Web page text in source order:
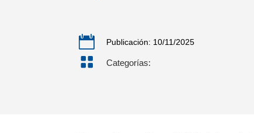
 Publicación: 10/11/2025
 Categorías: